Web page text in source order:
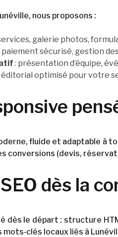
nous proposons :
galerie photos,
paiement sécurisé, gestion
: présentation d’équipe,
optimisé pour votre
fluide et adaptable à
conversions (devis,
dès la
dès le départ : structure
mots‑clés locaux liés à